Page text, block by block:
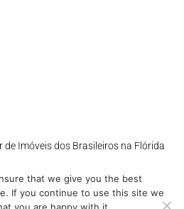
Imóveis dos Brasileiros na Flórida
Privacy Policy Sitemap
that we give you the best
If you continue to use this site we